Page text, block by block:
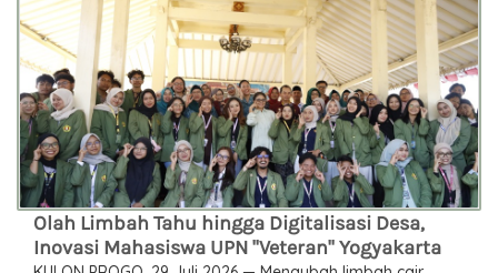
Olah Limbah Tahu hingga Digitalisasi Desa,
Inovasi Mahasiswa UPN "Veteran" Yogyakarta